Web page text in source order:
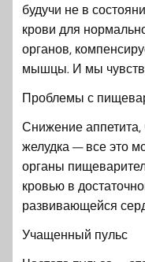
будучи не в
крови для
органов,
мышцы. И мы
Проблемы с
Снижение аппетита,
желудка — все это
органы
кровью в
развивающейся
Учащенный пульс